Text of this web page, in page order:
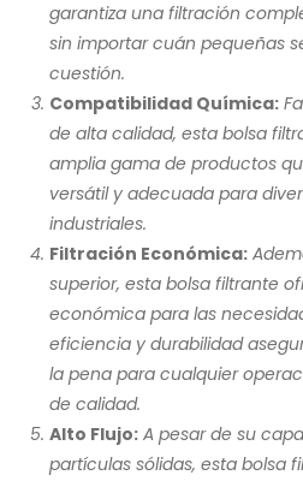
garantiza una filtración
sin importar cuán pequeñas
cuestión.
Compatibilidad Química:
de alta calidad, esta bolsa
amplia gama de productos
versátil y adecuada para
industriales.
Filtración Económica:
superior, esta bolsa filtrante
económica para las
eficiencia y durabilidad
la pena para cualquier
de calidad.
Alto Flujo: A pesar de su
partículas sólidas, esta bolsa